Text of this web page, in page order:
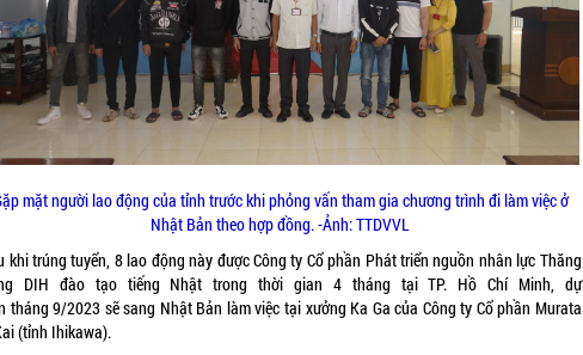
mặt người lao động của tỉnh trước khi phỏng vấn tham gia chương trình đi làm việc ở
Nhật Bản theo hợp đồng. -Ảnh: TTDVVL
khi trúng tuyển, 8 lao động này được Công ty Cổ phần Phát triển nguồn nhân lực Thăng
DIH đào tạo tiếng Nhật trong thời gian 4 tháng tại TP. Hồ Chí Minh, dự
tháng 9/2023 sẽ sang Nhật Bản làm việc tại xưởng Ka Ga của Công ty Cổ phần Murata
(tỉnh Ihikawa).